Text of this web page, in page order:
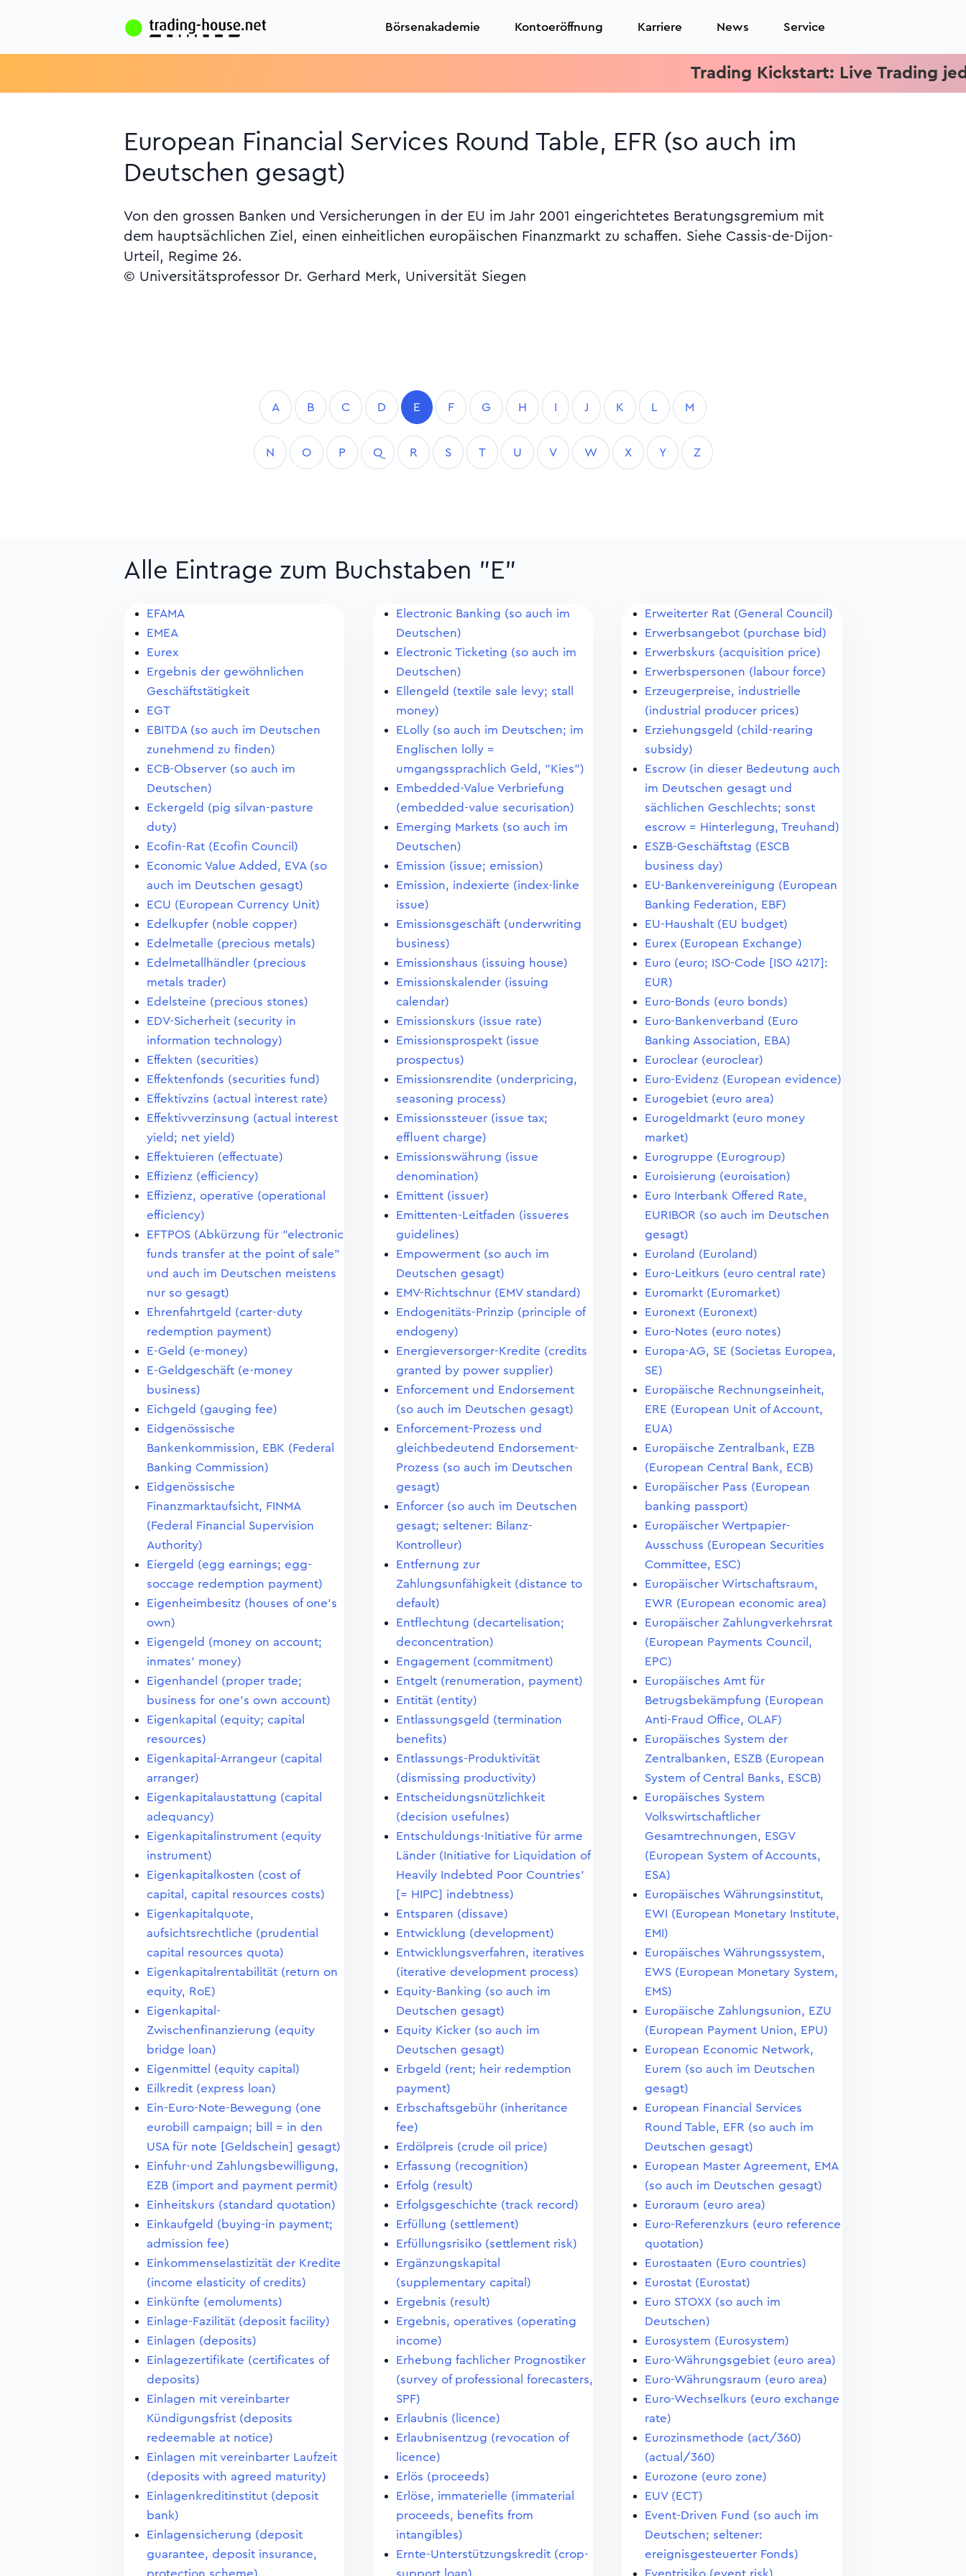
Börsenakademie Kontoeröffnung Karriere News Service
Trading Kickstart: Live Trading jeden
European Financial Services Round Table, EFR (so auch im
Deutschen gesagt)
Von den grossen Banken und Versicherungen in der EU im Jahr 2001 eingerichtetes Beratungsgremium mit
dem hauptsächlichen Ziel, einen einheitlichen europäischen Finanzmarkt zu schaffen. Siehe Cassis-de-Dijon-
Urteil, Regime 26.
© Universitätsprofessor Dr. Gerhard Merk, Universität Siegen
A B C D E F G H I J K L M
N O P Q R S T U V W X Y Z
Alle Eintrage zum Buchstaben "E"
EFAMA
EMEA
Eurex
Ergebnis der gewöhnlichen
Geschäftstätigkeit
EGT
EBITDA (so auch im Deutschen
zunehmend zu finden)
ECB-Observer (so auch im
Deutschen)
Eckergeld (pig silvan-pasture
duty)
Ecofin-Rat (Ecofin Council)
Economic Value Added, EVA (so
auch im Deutschen gesagt)
ECU (European Currency Unit)
Edelkupfer (noble copper)
Edelmetalle (precious metals)
Edelmetallhändler (precious
metals trader)
Edelsteine (precious stones)
EDV-Sicherheit (security in
information technology)
Effekten (securities)
Effektenfonds (securities fund)
Effektivzins (actual interest rate)
Effektivverzinsung (actual interest
yield; net yield)
Effektuieren (effectuate)
Effizienz (efficiency)
Effizienz, operative (operational
efficiency)
EFTPOS (Abkürzung für "electronic
funds transfer at the point of sale"
und auch im Deutschen meistens
nur so gesagt)
Ehrenfahrtgeld (carter-duty
redemption payment)
E-Geld (e-money)
E-Geldgeschäft (e-money
business)
Eichgeld (gauging fee)
Eidgenössische
Bankenkommission, EBK (Federal
Banking Commission)
Eidgenössische
Finanzmarktaufsicht, FINMA
(Federal Financial Supervision
Authority)
Eiergeld (egg earnings; egg-
soccage redemption payment)
Eigenheimbesitz (houses of one's
own)
Eigengeld (money on account;
inmates' money)
Eigenhandel (proper trade;
business for one's own account)
Eigenkapital (equity; capital
resources)
Eigenkapital-Arrangeur (capital
arranger)
Eigenkapitalaustattung (capital
adequancy)
Eigenkapitalinstrument (equity
instrument)
Eigenkapitalkosten (cost of
capital, capital resources costs)
Eigenkapitalquote,
aufsichtsrechtliche (prudential
capital resources quota)
Eigenkapitalrentabilität (return on
equity, RoE)
Eigenkapital-
Zwischenfinanzierung (equity
bridge loan)
Eigenmittel (equity capital)
Eilkredit (express loan)
Ein-Euro-Note-Bewegung (one
eurobill campaign; bill = in den
USA für note [Geldschein] gesagt)
Einfuhr-und Zahlungsbewilligung,
EZB (import and payment permit)
Einheitskurs (standard quotation)
Einkaufgeld (buying-in payment;
admission fee)
Einkommenselastizität der Kredite
(income elasticity of credits)
Einkünfte (emoluments)
Einlage-Fazilität (deposit facility)
Einlagen (deposits)
Einlagezertifikate (certificates of
deposits)
Einlagen mit vereinbarter
Kündigungsfrist (deposits
redeemable at notice)
Einlagen mit vereinbarter Laufzeit
(deposits with agreed maturity)
Einlagenkreditinstitut (deposit
bank)
Einlagensicherung (deposit
guarantee, deposit insurance,
protection scheme)
Electronic Banking (so auch im
Deutschen)
Electronic Ticketing (so auch im
Deutschen)
Ellengeld (textile sale levy; stall
money)
ELolly (so auch im Deutschen; im
Englischen lolly =
umgangssprachlich Geld, "Kies")
Embedded-Value Verbriefung
(embedded-value securisation)
Emerging Markets (so auch im
Deutschen)
Emission (issue; emission)
Emission, indexierte (index-linke
issue)
Emissionsgeschäft (underwriting
business)
Emissionshaus (issuing house)
Emissionskalender (issuing
calendar)
Emissionskurs (issue rate)
Emissionsprospekt (issue
prospectus)
Emissionsrendite (underpricing,
seasoning process)
Emissionssteuer (issue tax;
effluent charge)
Emissionswährung (issue
denomination)
Emittent (issuer)
Emittenten-Leitfaden (issueres
guidelines)
Empowerment (so auch im
Deutschen gesagt)
EMV-Richtschnur (EMV standard)
Endogenitäts-Prinzip (principle of
endogeny)
Energieversorger-Kredite (credits
granted by power supplier)
Enforcement und Endorsement
(so auch im Deutschen gesagt)
Enforcement-Prozess und
gleichbedeutend Endorsement-
Prozess (so auch im Deutschen
gesagt)
Enforcer (so auch im Deutschen
gesagt; seltener: Bilanz-
Kontrolleur)
Entfernung zur
Zahlungsunfähigkeit (distance to
default)
Entflechtung (decartelisation;
deconcentration)
Engagement (commitment)
Entgelt (renumeration, payment)
Entität (entity)
Entlassungsgeld (termination
benefits)
Entlassungs-Produktivität
(dismissing productivity)
Entscheidungsnützlichkeit
(decision usefulnes)
Entschuldungs-Initiative für arme
Länder (Initiative for Liquidation of
Heavily Indebted Poor Countries'
[= HIPC] indebtness)
Entsparen (dissave)
Entwicklung (development)
Entwicklungsverfahren, iteratives
(iterative development process)
Equity-Banking (so auch im
Deutschen gesagt)
Equity Kicker (so auch im
Deutschen gesagt)
Erbgeld (rent; heir redemption
payment)
Erbschaftsgebühr (inheritance
fee)
Erdölpreis (crude oil price)
Erfassung (recognition)
Erfolg (result)
Erfolgsgeschichte (track record)
Erfüllung (settlement)
Erfüllungsrisiko (settlement risk)
Ergänzungskapital
(supplementary capital)
Ergebnis (result)
Ergebnis, operatives (operating
income)
Erhebung fachlicher Prognostiker
(survey of professional forecasters,
SPF)
Erlaubnis (licence)
Erlaubnisentzug (revocation of
licence)
Erlös (proceeds)
Erlöse, immaterielle (immaterial
proceeds, benefits from
intangibles)
Ernte-Unterstützungskredit (crop-
support loan)
Erweiterter Rat (General Council)
Erwerbsangebot (purchase bid)
Erwerbskurs (acquisition price)
Erwerbspersonen (labour force)
Erzeugerpreise, industrielle
(industrial producer prices)
Erziehungsgeld (child-rearing
subsidy)
Escrow (in dieser Bedeutung auch
im Deutschen gesagt und
sächlichen Geschlechts; sonst
escrow = Hinterlegung, Treuhand)
ESZB-Geschäftstag (ESCB
business day)
EU-Bankenvereinigung (European
Banking Federation, EBF)
EU-Haushalt (EU budget)
Eurex (European Exchange)
Euro (euro; ISO-Code [ISO 4217]:
EUR)
Euro-Bonds (euro bonds)
Euro-Bankenverband (Euro
Banking Association, EBA)
Euroclear (euroclear)
Euro-Evidenz (European evidence)
Eurogebiet (euro area)
Eurogeldmarkt (euro money
market)
Eurogruppe (Eurogroup)
Euroisierung (euroisation)
Euro Interbank Offered Rate,
EURIBOR (so auch im Deutschen
gesagt)
Euroland (Euroland)
Euro-Leitkurs (euro central rate)
Euromarkt (Euromarket)
Euronext (Euronext)
Euro-Notes (euro notes)
Europa-AG, SE (Societas Europea,
SE)
Europäische Rechnungseinheit,
ERE (European Unit of Account,
EUA)
Europäische Zentralbank, EZB
(European Central Bank, ECB)
Europäischer Pass (European
banking passport)
Europäischer Wertpapier-
Ausschuss (European Securities
Committee, ESC)
Europäischer Wirtschaftsraum,
EWR (European economic area)
Europäischer Zahlungverkehrsrat
(European Payments Council,
EPC)
Europäisches Amt für
Betrugsbekämpfung (European
Anti-Fraud Office, OLAF)
Europäisches System der
Zentralbanken, ESZB (European
System of Central Banks, ESCB)
Europäisches System
Volkswirtschaftlicher
Gesamtrechnungen, ESGV
(European System of Accounts,
ESA)
Europäisches Währungsinstitut,
EWI (European Monetary Institute,
EMI)
Europäisches Währungssystem,
EWS (European Monetary System,
EMS)
Europäische Zahlungsunion, EZU
(European Payment Union, EPU)
European Economic Network,
Eurem (so auch im Deutschen
gesagt)
European Financial Services
Round Table, EFR (so auch im
Deutschen gesagt)
European Master Agreement, EMA
(so auch im Deutschen gesagt)
Euroraum (euro area)
Euro-Referenzkurs (euro reference
quotation)
Eurostaaten (Euro countries)
Eurostat (Eurostat)
Euro STOXX (so auch im
Deutschen)
Eurosystem (Eurosystem)
Euro-Währungsgebiet (euro area)
Euro-Währungsraum (euro area)
Euro-Wechselkurs (euro exchange
rate)
Eurozinsmethode (act/360)
(actual/360)
Eurozone (euro zone)
EUV (ECT)
Event-Driven Fund (so auch im
Deutschen; seltener:
ereignisgesteuerter Fonds)
Eventrisiko (event risk)